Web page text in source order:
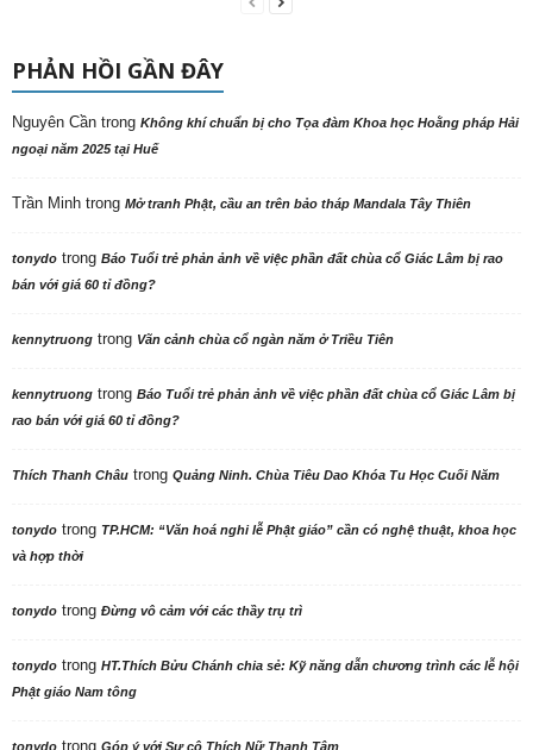
PHẢN HỒI GẦN ĐÂY
Nguyên Cần trong Không khí chuẩn bị cho Tọa đàm Khoa học Hoằng pháp Hải
ngoại năm 2025 tại Huế
Trần Minh trong Mở tranh Phật, cầu an trên bảo tháp Mandala Tây Thiên
tonydo trong Báo Tuổi trẻ phản ảnh về việc phần đất chùa cổ Giác Lâm bị rao
bán với giá 60 tỉ đồng?
kennytruong trong Vãn cảnh chùa cổ ngàn năm ở Triều Tiên
kennytruong trong Báo Tuổi trẻ phản ảnh về việc phần đất chùa cổ Giác Lâm bị
rao bán với giá 60 tỉ đồng?
Thích Thanh Châu trong Quảng Ninh. Chùa Tiêu Dao Khóa Tu Học Cuối Năm
tonydo trong TP.HCM: “Văn hoá nghi lễ Phật giáo” cần có nghệ thuật, khoa học
và hợp thời
tonydo trong Đừng vô cảm với các thầy trụ trì
tonydo trong HT.Thích Bửu Chánh chia sẻ: Kỹ năng dẫn chương trình các lễ hội
Phật giáo Nam tông
tonydo trong Góp ý với Sư cô Thích Nữ Thanh Tâm